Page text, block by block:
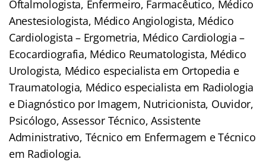
Oftalmologista, Enfermeiro, Farmacêutico, Médico
Anestesiologista, Médico Angiologista, Médico
Cardiologista – Ergometria, Médico Cardiologia –
Ecocardiografia, Médico Reumatologista, Médico
Urologista, Médico especialista em Ortopedia e
Traumatologia, Médico especialista em Radiologia
e Diagnóstico por Imagem, Nutricionista, Ouvidor,
Psicólogo, Assessor Técnico, Assistente
Administrativo, Técnico em Enfermagem e Técnico
em Radiologia.